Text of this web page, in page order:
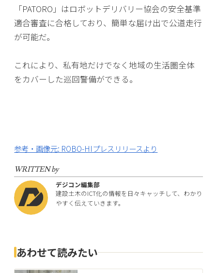
「PATORO」はロボットデリバリー協会の安全基準
適合審査に合格しており、簡単な届け出で公道走行
が可能だ。
これにより、私有地だけでなく地域の生活圏全体
をカバーした巡回警備ができる。
参考・画像元: ROBO-HIプレスリリースより
WRITTEN by
デジコン編集部
建設土木のICT化の情報を日々キャッチして、わかり
やすく伝えていきます。
あわせて読みたい